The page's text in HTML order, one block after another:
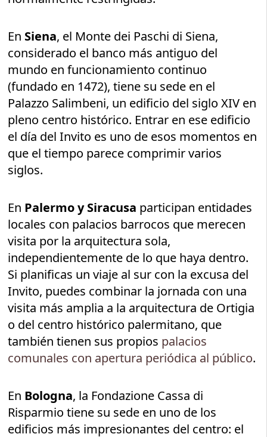
En Siena, el Monte dei Paschi di Siena,
considerado el banco más antiguo del
mundo en funcionamiento continuo
(fundado en 1472), tiene su sede en el
Palazzo Salimbeni, un edificio del siglo XIV en
pleno centro histórico. Entrar en ese edificio
el día del Invito es uno de esos momentos en
que el tiempo parece comprimir varios
siglos.
En Palermo y Siracusa participan entidades
locales con palacios barrocos que merecen
visita por la arquitectura sola,
independientemente de lo que haya dentro.
Si planificas un viaje al sur con la excusa del
Invito, puedes combinar la jornada con una
visita más amplia a la arquitectura de Ortigia
o del centro histórico palermitano, que
también tienen sus propios palacios
comunales con apertura periódica al público.
En Bologna, la Fondazione Cassa di
Risparmio tiene su sede en uno de los
edificios más impresionantes del centro: el